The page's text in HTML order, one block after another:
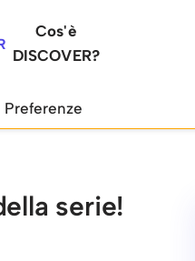
Cos'è
DISCOVER?
serie!